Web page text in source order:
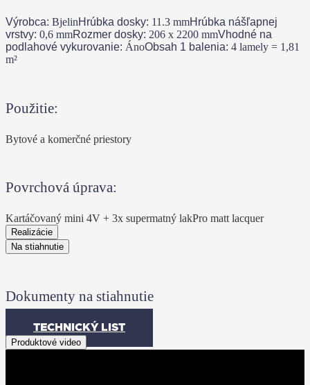
Výrobca: BjelinHrúbka dosky: 11.3 mmHrúbka nášľapnej
vrstvy: 0,6 mmRozmer dosky: 206 x 2200 mmVhodné na
podlahové vykurovanie: ÁnoObsah 1 balenia: 4 lamely = 1,81
m²
Použitie:
Bytové a komerčné priestory
Povrchová úprava:
Kartáčovaný mini 4V + 3x supermatný lakPro matt lacquer
Realizácie
Na stiahnutie
Dokumenty na stiahnutie
TECHNICKÝ LIST
Produktové video